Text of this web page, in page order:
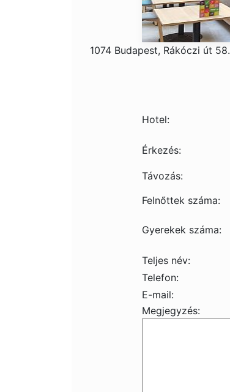
1074 Budapest, Rákóczi út 58.
Hotel:
Érkezés:
Távozás:
Felnőttek száma:
Gyerekek száma:
Teljes név:
Telefon:
E-mail:
Megjegyzés: